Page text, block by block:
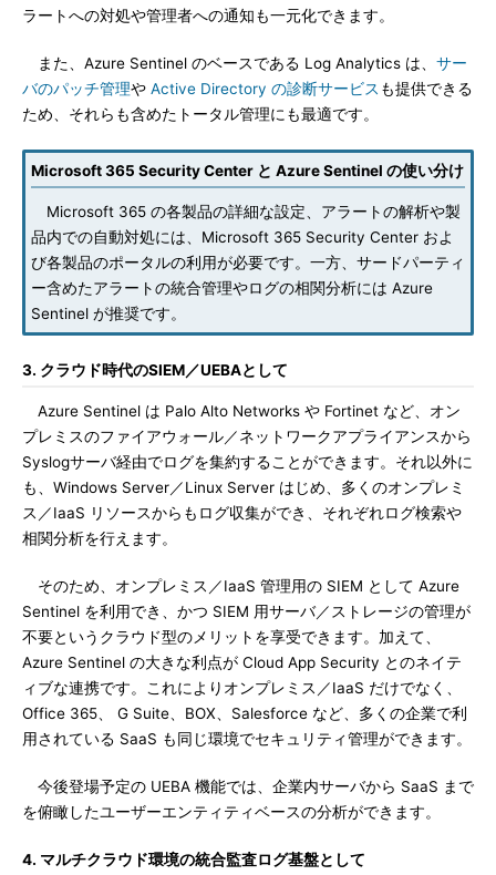
ラートへの対処や管理者への通知も一元化できます。
また、Azure Sentinel のベースである Log Analytics は、 サー
バのパッチ管理や Active Directory の診断サービス も提供できる
ため、それらも含めたトータル管理にも最適です。
Microsoft 365 Security Center と Azure Sentinel の使い分け
Microsoft 365 の各製品の詳細な設定、アラートの解析や製
品内での自動対処には、Microsoft 365 Security Center およ
び各製品のポータルの利用が必要です。一方、サードパーティ
ー含めたアラートの統合管理やログの相関分析には Azure
Sentinel が推奨です。
3. クラウド時代のSIEM／UEBAとして
Azure Sentinel は Palo Alto Networks や Fortinet など、オン
プレミスのファイアウォール／ネットワークアプライアンスから
Syslogサーバ経由でログを集約することができます。それ以外に
も、Windows Server／Linux Server はじめ、多くのオンプレミ
ス／IaaS リソースからもログ収集ができ、それぞれログ検索や
相関分析を行えます。
そのため、オンプレミス／IaaS 管理用の SIEM として Azure
Sentinel を利用でき、かつ SIEM 用サーバ／ストレージの管理が
不要というクラウド型のメリットを享受できます。加えて、
Azure Sentinel の大きな利点が Cloud App Security とのネイテ
ィブな連携です。これによりオンプレミス／IaaS だけでなく、
Office 365、 G Suite、BOX、Salesforce など、多くの企業で利
用されている SaaS も同じ環境でセキュリティ管理ができます。
今後登場予定の UEBA 機能では、企業内サーバから SaaS まで
を俯瞰したユーザーエンティティベースの分析ができます。
4. マルチクラウド環境の統合監査ログ基盤として